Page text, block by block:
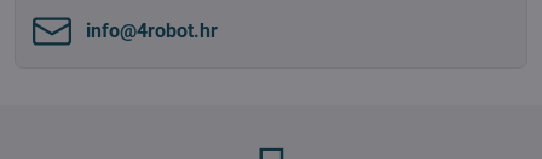
info​@4robot​.hr